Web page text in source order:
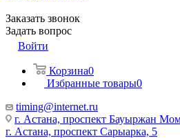
Заказать звонок
Задать вопрос
Войти
Корзина0
Избранные товары0
timing@internet.ru
г. Астана, проспект Бауыржан
г. Астана, проспект Сарыарка, 5